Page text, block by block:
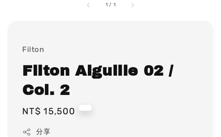
1 / 1
Filton
Filton Aiguille 02 /
Col. 2
Regular
NT$ 15,500
分享